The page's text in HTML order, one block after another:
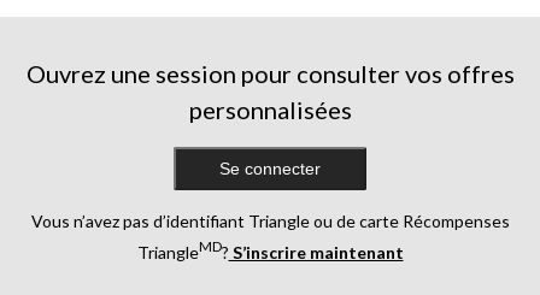
Ouvrez une session pour consulter vos offres
personnalisées
Se connecter
Vous n’avez pas d’identifiant Triangle ou de carte Récompenses
TriangleMD? S’inscrire maintenant